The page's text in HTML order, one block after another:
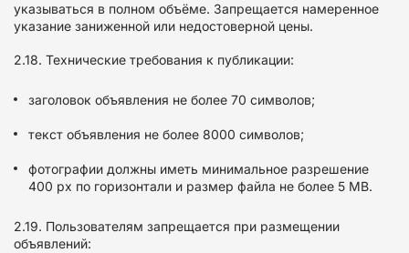
указываться в полном объёме. Запрещается намеренное
указание заниженной или недостоверной цены.
2.18. Технические требования к публикации:
заголовок объявления не более 70 символов;
текст объявления не более 8000 символов;
фотографии должны иметь минимальное разрешение
400 px по горизонтали и размер файла не более 5 MB.
2.19. Пользователям запрещается при размещении
объявлений: